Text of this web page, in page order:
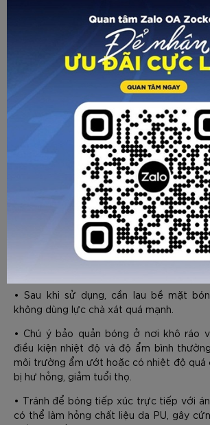
Chuẩn bị dụng cụ: kim - bơm - đồng hồ đo
Bước 1: Cắm kim vuông góc với van.
Bước 2: Lưu ý cần bơm bóng từ từ,
khí nhanh đột ngột dễ gây méo bóng,
vừa nắn xoay đều quả bóng. Không
căng ngay lần đầu, sẽ gây nặng bóng,
Bước 3: Sử dụng đồng hồ đo áp suất
khí phù hợp nhất với bóng Zocker là từ
Trong trường hợp không có đồng hồ,
ngón tay vào bề mặt bóng có độ lún
vừa cảm nhận đến khi có độ lún vừa
chơi của đội, tránh quá bơm quá căng).
HƯỚNG DẪN BẢO QUẢN
• Sau khi sử dụng, cần lau bề mặt
không dùng lực chà xát quá mạnh.
• Chú ý bảo quản bóng ở nơi khô ráo
điều kiện nhiệt độ và độ ẩm bình
môi trường ẩm ướt hoặc có nhiệt độ quá
bị hư hỏng, giảm tuổi thọ.
• Tránh để bóng tiếp xúc trực tiếp với
có thể làm hỏng chất liệu da PU, gây
HƯỚNG DẪN CHỌN
GỬI TƯ VẤN HỦY